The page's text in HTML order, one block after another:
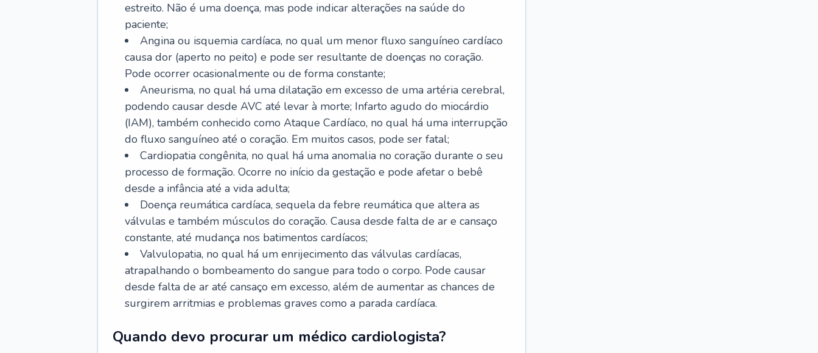
estreito. Não é uma doença, mas pode indicar alterações na saúde do
paciente;
Angina ou isquemia cardíaca, no qual um menor fluxo sanguíneo cardíaco
causa dor (aperto no peito) e pode ser resultante de doenças no coração.
Pode ocorrer ocasionalmente ou de forma constante;
Aneurisma, no qual há uma dilatação em excesso de uma artéria cerebral,
podendo causar desde AVC até levar à morte; Infarto agudo do miocárdio
(IAM), também conhecido como Ataque Cardíaco, no qual há uma interrupção
do fluxo sanguíneo até o coração. Em muitos casos, pode ser fatal;
Cardiopatia congênita, no qual há uma anomalia no coração durante o seu
processo de formação. Ocorre no início da gestação e pode afetar o bebê
desde a infância até a vida adulta;
Doença reumática cardíaca, sequela da febre reumática que altera as
válvulas e também músculos do coração. Causa desde falta de ar e cansaço
constante, até mudança nos batimentos cardíacos;
Valvulopatia, no qual há um enrijecimento das válvulas cardíacas,
atrapalhando o bombeamento do sangue para todo o corpo. Pode causar
desde falta de ar até cansaço em excesso, além de aumentar as chances de
surgirem arritmias e problemas graves como a parada cardíaca.
Quando devo procurar um médico cardiologista?